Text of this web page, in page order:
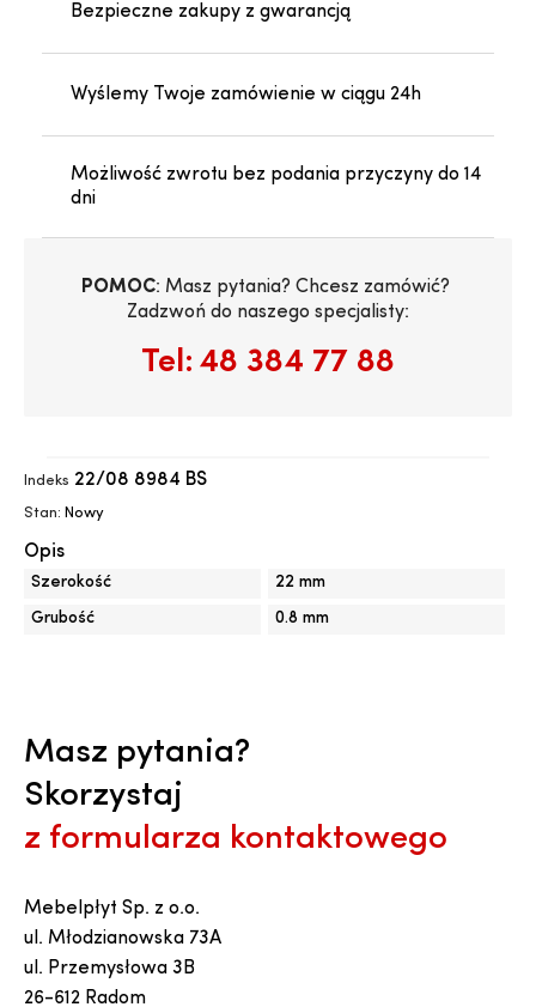
Bezpieczne zakupy z gwarancją
Wyślemy Twoje zamówienie w ciągu 24h
Możliwość zwrotu bez podania przyczyny do 14
dni
POMOC: Masz pytania? Chcesz zamówić?
Zadzwoń do naszego specjalisty:
Tel: 48 384 77 88
Indeks 22/08 8984 BS
Stan: Nowy
Opis
Szerokość
22 mm
Grubość
0.8 mm
Masz pytania?
Skorzystaj
z formularza kontaktowego
Mebelpłyt Sp. z o.o.
ul. Młodzianowska 73A
ul. Przemysłowa 3B
26-612 Radom